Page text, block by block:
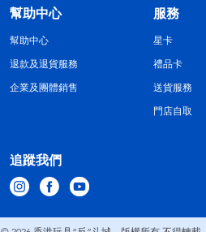
追蹤我們
幫助中心
幫助中心
退款及退貨服務
企業及團體銷售
服務
星卡
禮品卡
送貨服務
門店自取